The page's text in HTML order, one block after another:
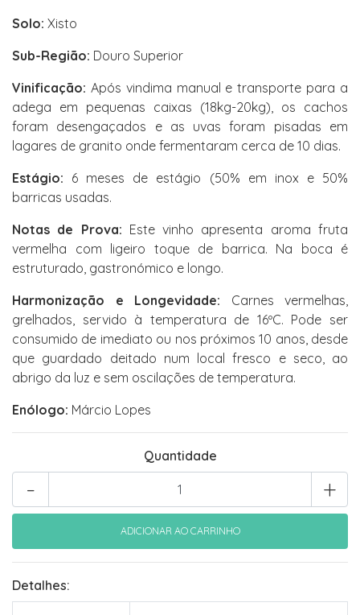
Solo: Xisto
Sub-Região: Douro Superior
Vinificação: Após vindima manual e transporte para a
adega em pequenas caixas (18kg-20kg), os cachos
foram desengaçados e as uvas foram pisadas em
lagares de granito onde fermentaram cerca de 10 dias.
Estágio: 6 meses de estágio (50% em inox e 50%
barricas usadas.
Notas de Prova: Este vinho apresenta aroma fruta
vermelha com ligeiro toque de barrica. Na boca é
estruturado, gastronómico e longo.
Harmonização e Longevidade: Carnes vermelhas,
grelhados, servido à temperatura de 16ºC. Pode ser
consumido de imediato ou nos próximos 10 anos, desde
que guardado deitado num local fresco e seco, ao
abrigo da luz e sem oscilações de temperatura.
Enólogo: Márcio Lopes
Quantidade
+
-
Detalhes: